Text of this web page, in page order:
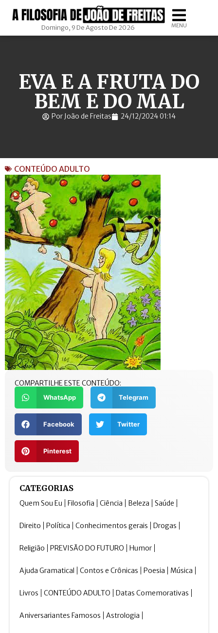
Domingo, 9 De Agosto De 2026 MENU
EVA E A FRUTA DO
BEM E DO MAL
Por João de Freitas 24/12/2024 01:14
CONTEÚDO ADULTO
COMPARTILHE ESTE CONTEÚDO:
WhatsApp Telegram
Facebook Twitter
Pinterest
CATEGORIAS
Quem Sou Eu Filosofia Ciência Beleza Saúde
Direito Política Conhecimentos gerais Drogas
Religião PREVISÃO DO FUTURO Humor
Ajuda Gramatical Contos e Crônicas Poesia Música
Livros CONTEÚDO ADULTO Datas Comemorativas
Aniversariantes Famosos Astrologia